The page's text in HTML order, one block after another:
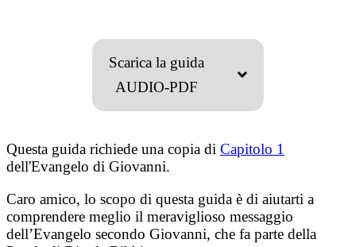
Scarica la guida
AUDIO-PDF
Questa guida richiede una copia di Capitolo 1
dell'Evangelo di Giovanni.
Caro amico, lo scopo di questa guida è di aiutarti a
comprendere meglio il meraviglioso messaggio
dell’Evangelo secondo Giovanni, che fa parte della